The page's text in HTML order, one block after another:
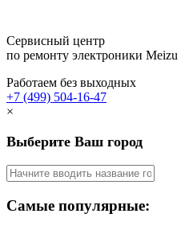
Сервисный центр
по ремонту электроники Meizu
Работаем без выходных
+7 (499) 504-16-47
×
Выберите Ваш город
Самые популярные: